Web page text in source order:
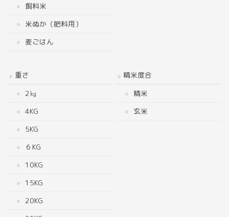
飼料米
米ぬか（肥料用）
麦ごはん
重さ
2㎏
4KG
5KG
６KG
10KG
15KG
20KG
精米度合
精米
玄米